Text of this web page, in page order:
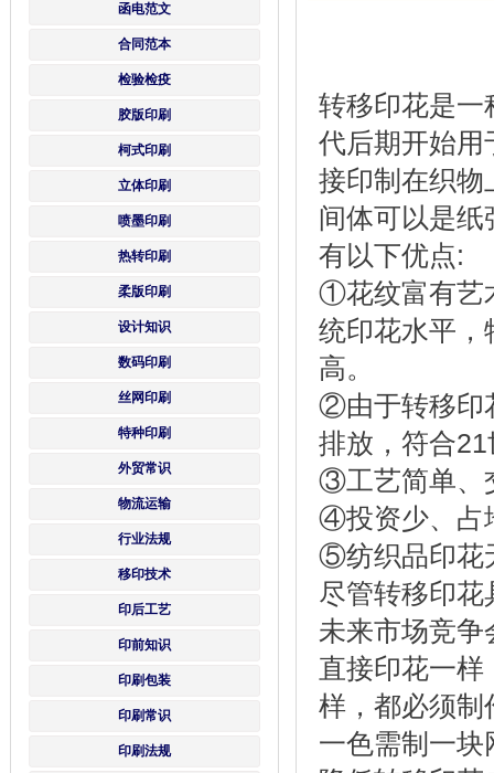
函电范文
合同范本
检验检疫
胶版印刷
柯式印刷
立体印刷
喷墨印刷
热转印刷
柔版印刷
设计知识
数码印刷
丝网印刷
特种印刷
外贸常识
物流运输
行业法规
移印技术
印后工艺
印前知识
印刷包装
印刷常识
印刷法规
转移印花是一
代后期开始用
接印制在织物
间体可以是
有以下优点:
①花纹富有艺
统印花水平，
高。
②由于转移印
排放，符合
③工艺简单、
④投资少、占
⑤纺织品印花
尽管转移印
未来市场竞
直接印花一
样，都必须制
一色需制一